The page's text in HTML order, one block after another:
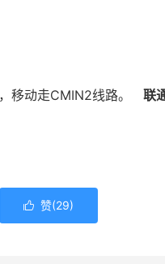
移动走CMIN2线路。 联
 赞(29)